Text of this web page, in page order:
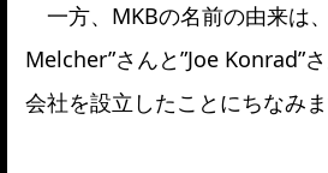
一方、MKBの名前の由来は
Melcher”さんと”Joe Konrad”
会社を設立したことにちなみま